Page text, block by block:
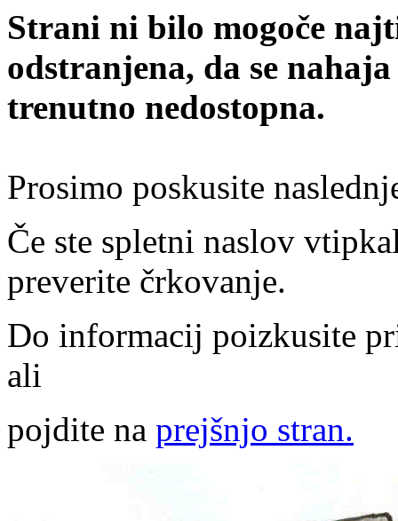
Strani ni bilo mogoče
odstranjena, da se
trenutno nedostopna.
Prosimo poskusite
Če ste spletni naslov
preverite črkovanje.
Do informacij poizkusite
ali
pojdite na prejšnjo stran.